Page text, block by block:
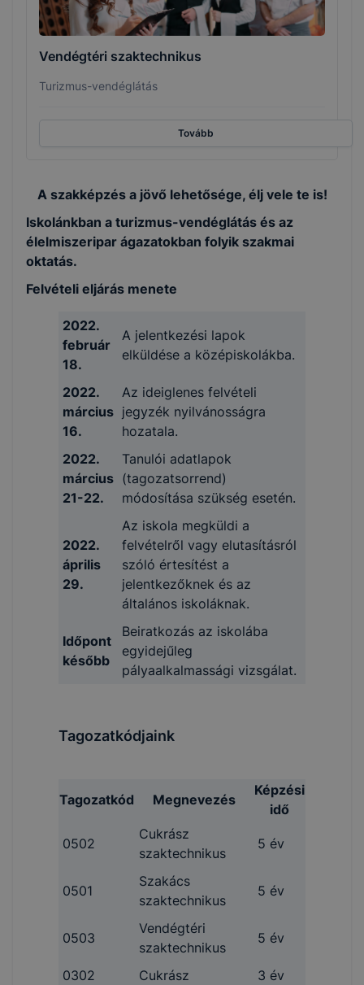
Vendégtéri szaktechnikus
Turizmus-vendéglátás
Tovább
A szakképzés a jövő lehetősége, élj vele te is!
Iskolánkban a turizmus-vendéglátás és az
élelmiszeripar ágazatokban folyik szakmai
oktatás.
Felvételi eljárás menete
2022.
február
18.
A jelentkezési lapok
elküldése a középiskolákba.
2022.
március
16.
Az ideiglenes felvételi
jegyzék nyilvánosságra
hozatala.
2022.
március
21-22.
Tanulói adatlapok
(tagozatsorrend)
módosítása szükség esetén.
2022.
április
29.
Az iskola megküldi a
felvételről vagy elutasításról
szóló értesítést a
jelentkezőknek és az
általános iskoláknak.
Időpont
később
Beiratkozás az iskolába
egyidejűleg
pályaalkalmassági vizsgálat.
Tagozatkódjaink
Tagozatkód Megnevezés
Képzési
idő
0502
Cukrász
szaktechnikus
5 év
0501
Szakács
szaktechnikus
5 év
0503
Vendégtéri
szaktechnikus
5 év
0302 Cukrász
3 év